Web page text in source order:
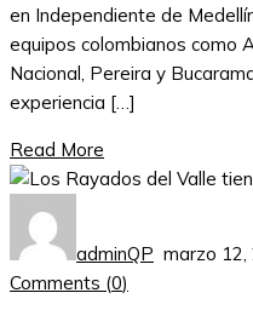
en Independiente de
equipos colombianos como
Nacional, Pereira y
experiencia […]
Read More
adminQP marzo 12,
Comments (0)